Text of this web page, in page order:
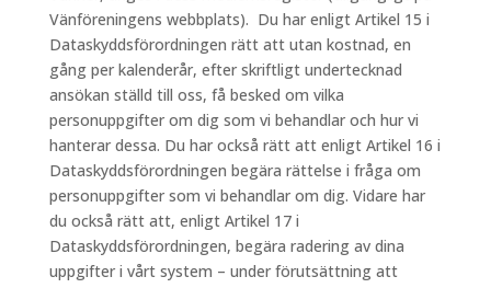
Vänföreningens webbplats). Du har enligt Artikel 15 i
Dataskyddsförordningen rätt att utan kostnad, en
gång per kalenderår, efter skriftligt undertecknad
ansökan ställd till oss, få besked om vilka
personuppgifter om dig som vi behandlar och hur vi
hanterar dessa. Du har också rätt att enligt Artikel 16 i
Dataskyddsförordningen begära rättelse i fråga om
personuppgifter som vi behandlar om dig. Vidare har
du också rätt att, enligt Artikel 17 i
Dataskyddsförordningen, begära radering av dina
uppgifter i vårt system – under förutsättning att